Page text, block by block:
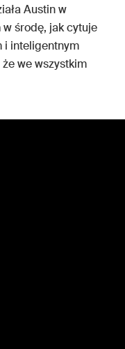
Austin w
środę, jak cytuje
i inteligentnym
we wszystkim